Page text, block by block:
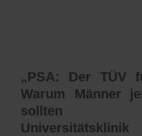
„PSA: Der TÜV
Warum Männer
sollten